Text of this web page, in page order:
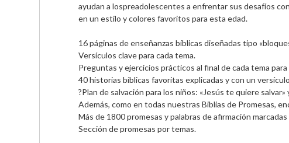
ayudan a lospreadolescentes a enfrentar sus desafíos
en un estilo y colores favoritos para esta edad.
16 páginas de enseñanzas bíblicas diseñadas tipo
Versículos clave para cada tema.
Preguntas y ejercicios prácticos al final de cada tema
40 historias bíblicas favoritas explicadas y con un
?Plan de salvación para los niños: «Jesús te quiere
Además, como en todas nuestras Biblias de Promesas,
Más de 1800 promesas y palabras de afirmación
Sección de promesas por temas.